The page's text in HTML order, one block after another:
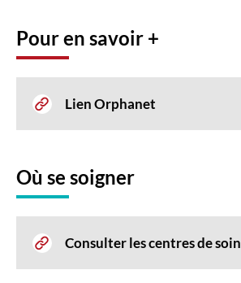
Pour en savoir +
Lien Orphanet
Où se soigner
Consulter les centres de soin